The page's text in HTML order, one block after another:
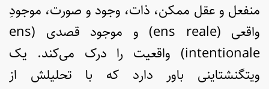
منفعل و عقل ممکن، ذات، وجود و صورت، موجودِ
واقعی (ens reale) و موجود قصدی (ens
intentionale) واقعیت را درک می‌کند. یک
ویتگنشتاینی باور دارد که با تحلیلش از